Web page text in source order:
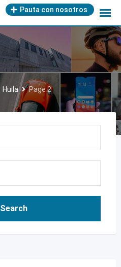
Pauta con nosotros
Huila Page 2
Search